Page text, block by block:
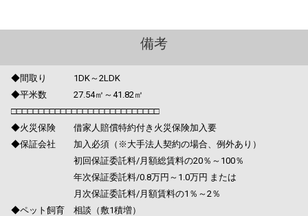
備考
◆間取り 1DK～2LDK
◆平米数 27.54㎡～41.82㎡
□□□□□□□□□□□□□□□□□□□□□□□□□□□
◆火災保険 借家人賠償特約付き火災保険加入要
◆保証会社 加入必須（※大手法人契約の場合、例外あり）
初回保証委託料/月額総賃料の20％～100％
年次保証委託料/0.8万円～1.0万円 または
月次保証委託料/月額賃料の1％～2％
◆ペット飼育 相談（敷1積増）